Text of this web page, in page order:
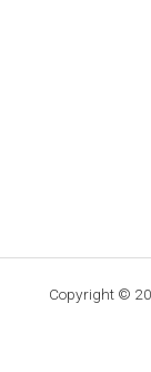
Copyright ©